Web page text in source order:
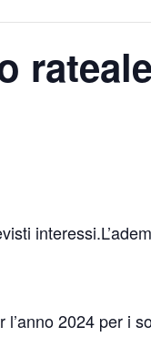
2024 per i